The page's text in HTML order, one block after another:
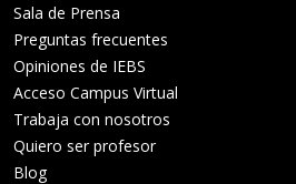
Sala de Prensa
Preguntas frecuentes
Opiniones de IEBS
Acceso Campus Virtual
Trabaja con nosotros
Quiero ser profesor
Blog